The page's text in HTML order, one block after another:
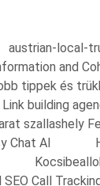
austrian-local-
and
tippek és
building
szallashely
Chat AI
SEO Call